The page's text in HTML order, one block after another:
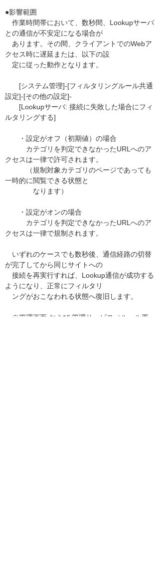
●影響範囲
作業時間帯において、数秒間、Lookupサーバ
との通信が不安定になる場合が
あります。その間、クライアントでのWebア
クセス時に遅延または、以下の設
定に従った動作となります。
[システム管理]-[フィルタリングルール共通
設定]-[その他の設定]-
[Lookupサーバ: 接続に失敗した場合にフィ
ルタリングする]
・設定がオフ（初期値）の場合
カテゴリを判定できなかったURLへのア
クセスは一律で許可されます。
（規制対象カテゴリのページであっても
一時的に閲覧できる状態と
なります）
・設定がオンの場合
カテゴリを判定できなかったURLへのア
クセスは一律で規制されます。
いずれのケースでも数秒後、通信経路の切替
が完了してから同じサイトへの
接続を再実行すれば、Lookup通信が成功する
ようになり、正常にフィルタリ
ングがおこなわれる状態へ復旧します。
※管理画面 および 管理サービス（ルール更